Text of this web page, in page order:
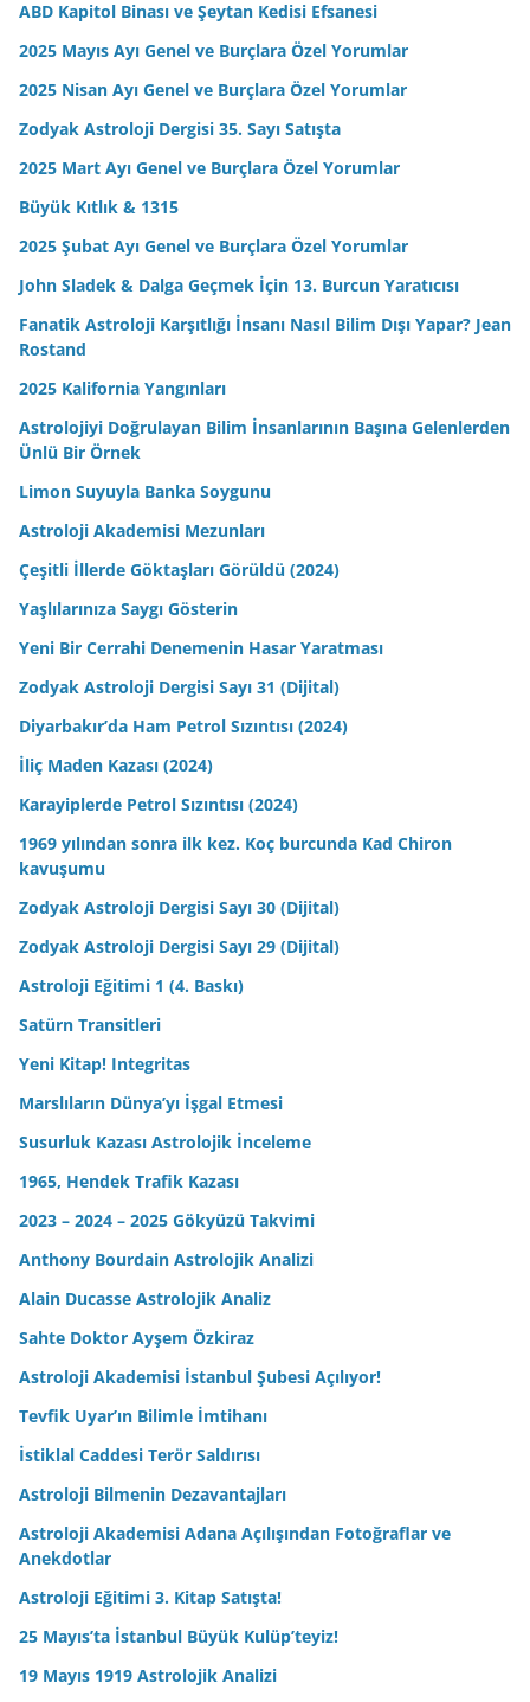
ABD Kapitol Binası ve Şeytan Kedisi Efsanesi
2025 Mayıs Ayı Genel ve Burçlara Özel Yorumlar
2025 Nisan Ayı Genel ve Burçlara Özel Yorumlar
Zodyak Astroloji Dergisi 35. Sayı Satışta
2025 Mart Ayı Genel ve Burçlara Özel Yorumlar
Büyük Kıtlık & 1315
2025 Şubat Ayı Genel ve Burçlara Özel Yorumlar
John Sladek & Dalga Geçmek İçin 13. Burcun Yaratıcısı
Fanatik Astroloji Karşıtlığı İnsanı Nasıl Bilim Dışı Yapar? Jean
Rostand
2025 Kalifornia Yangınları
Astrolojiyi Doğrulayan Bilim İnsanlarının Başına Gelenlerden
Ünlü Bir Örnek
Limon Suyuyla Banka Soygunu
Astroloji Akademisi Mezunları
Çeşitli İllerde Göktaşları Görüldü (2024)
Yaşlılarınıza Saygı Gösterin
Yeni Bir Cerrahi Denemenin Hasar Yaratması
Zodyak Astroloji Dergisi Sayı 31 (Dijital)
Diyarbakır’da Ham Petrol Sızıntısı (2024)
İliç Maden Kazası (2024)
Karayiplerde Petrol Sızıntısı (2024)
1969 yılından sonra ilk kez. Koç burcunda Kad Chiron
kavuşumu
Zodyak Astroloji Dergisi Sayı 30 (Dijital)
Zodyak Astroloji Dergisi Sayı 29 (Dijital)
Astroloji Eğitimi 1 (4. Baskı)
Satürn Transitleri
Yeni Kitap! Integritas
Marslıların Dünya’yı İşgal Etmesi
Susurluk Kazası Astrolojik İnceleme
1965, Hendek Trafik Kazası
2023 – 2024 – 2025 Gökyüzü Takvimi
Anthony Bourdain Astrolojik Analizi
Alain Ducasse Astrolojik Analiz
Sahte Doktor Ayşem Özkiraz
Astroloji Akademisi İstanbul Şubesi Açılıyor!
Tevfik Uyar’ın Bilimle İmtihanı
İstiklal Caddesi Terör Saldırısı
Astroloji Bilmenin Dezavantajları
Astroloji Akademisi Adana Açılışından Fotoğraflar ve
Anekdotlar
Astroloji Eğitimi 3. Kitap Satışta!
25 Mayıs’ta İstanbul Büyük Kulüp’teyiz!
19 Mayıs 1919 Astrolojik Analizi